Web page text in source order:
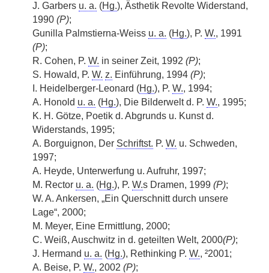
J. Garbers u. a. (Hg.), Ästhetik Revolte Widerstand,
1990 (P);
Gunilla Palmstierna-Weiss u. a. (Hg.), P. W., 1991
(P);
R. Cohen, P. W. in seiner Zeit, 1992 (P);
S. Howald, P. W. z. Einführung, 1994 (P);
I. Heidelberger-Leonard (Hg.), P. W., 1994;
A. Honold u. a. (Hg.), Die Bilderwelt d. P. W., 1995;
K. H. Götze, Poetik d. Abgrunds u. Kunst d.
Widerstands, 1995;
A. Borguignon, Der Schriftst. P. W. u. Schweden,
1997;
A. Heyde, Unterwerfung u. Aufruhr, 1997;
M. Rector u. a. (Hg.), P. W.s Dramen, 1999 (P);
W. A. Ankersen, „Ein Querschnitt durch unsere
Lage“, 2000;
M. Meyer, Eine Ermittlung, 2000;
C. Weiß, Auschwitz in d. geteilten Welt, 2000(P);
J. Hermand u. a. (Hg.), Rethinking P. W., ²2001;
A. Beise, P. W., 2002 (P);